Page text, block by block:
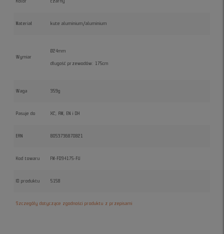
Materiał kute aluminium/aluminium
Wymiar
Ø24mm
długość przewodów: 175cm
Waga 359g
Pasuje do XC, AM, EN i DH
EAN 8053736870821
Kod towaru FM-FD94175-FU
ID produktu 5158
Szczegóły dotyczące zgodności produktu z przepisami